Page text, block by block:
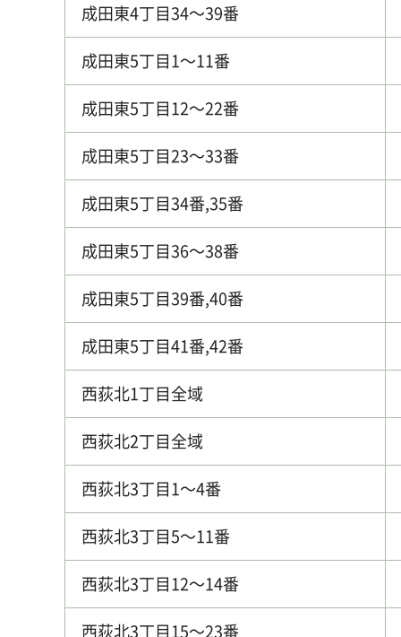
成田東4丁目34～39番
成田東5丁目1～11番
成田東5丁目12～22番
成田東5丁目23～33番
成田東5丁目34番,35番
成田東5丁目36～38番
成田東5丁目39番,40番
成田東5丁目41番,42番
西荻北1丁目全域
西荻北2丁目全域
西荻北3丁目1～4番
西荻北3丁目5～11番
西荻北3丁目12～14番
西荻北3丁目15～23番